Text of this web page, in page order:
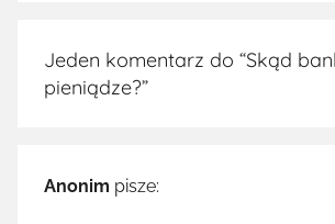
Jeden komentarz do “Skąd
pieniądze?”
Anonim pisze: